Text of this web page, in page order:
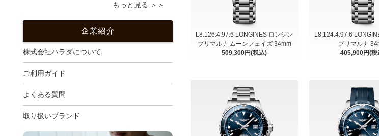
L8.126.4.97.6 LONGINES ロンジン
プリマルナ ムーンフェイズ 34mm
509,300円(税込)
L8.124.4.97.6
プリマルナ
405,900円(税
もっと見る ＞＞
企業紹介
株式会社ハラダについて
ご利用ガイド
よくある質問
取り扱いブランド